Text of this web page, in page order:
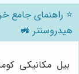
⭐️ راهنمای جامع
هیدروسنتر 🚜
بیل مکانیکی